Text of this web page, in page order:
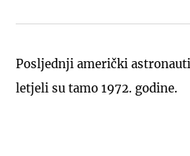
Posljednji američki
letjeli su tamo 1972. godine.